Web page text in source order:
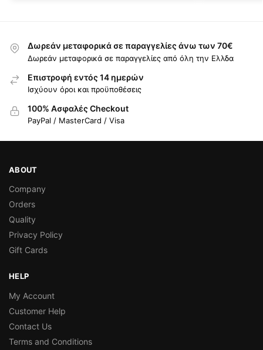
Δωρεάν μεταφορικά σε παραγγελίες άνω των 70€
Δωρεάν μεταφορικά σε παραγγελίες από όλη την Ελλδα
Επιστροφή εντός 14 ημερών
Ισχύουν όροι και προϋποθέσεις
100% Ασφαλές Checkout
PayPal / MasterCard / Visa
ABOUT
Company
Orders
Quality
Privacy Policy
Gift Cards
HELP
My Account
Customer Help
Contact Us
Terms and Conditions